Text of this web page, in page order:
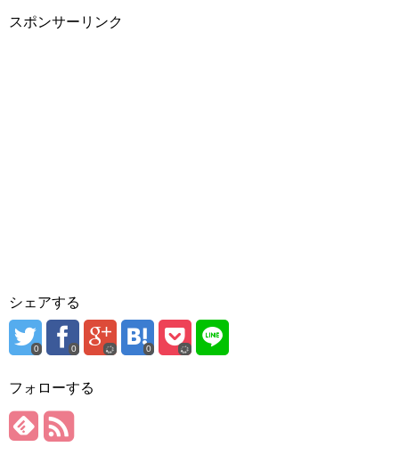
スポンサーリンク
シェアする
0 0 0
フォローする